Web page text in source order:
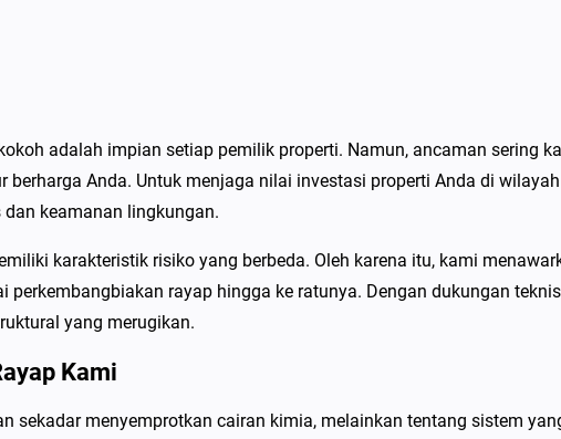
a
P
e
t
adalah impian setiap pemilik properti. Namun, ancaman sering
Anda. Untuk menjaga nilai investasi properti Anda di
keamanan lingkungan.
karakteristik risiko yang berbeda. Oleh karena itu, kami
rayap hingga ke ratunya. Dengan dukungan
yang merugikan.
Kami
sekadar menyemprotkan cairan kimia, melainkan tentang sistem